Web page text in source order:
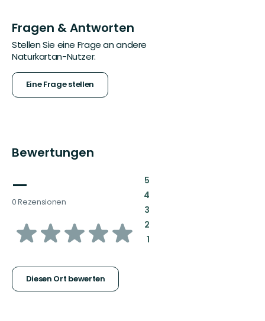
Fragen & Antworten
Stellen Sie eine Frage an andere
Naturkartan-Nutzer.
Eine Frage stellen
Bewertungen
—
0 Rezensionen
von
Sternen
Diesen Ort bewerten
5:
4:
3:
2:
1: